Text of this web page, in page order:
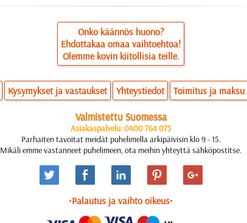
Onko käännös huono?
Ehdottakaa omaa vaihtoehtoa!
Olemme kovin kiitollisia teille.
Kysymykset ja vastaukset Yhteystiedot Toimitus ja maksu
Valmistettu Suomessa
Asiakaspalvelu: 0400 764 075
Parhaiten tavoitat meidät puhelimella arkipäivisin klo 9 - 15.
Mikäli emme vastanneet puhelimeen, ota meihin yhteyttä sähköpostitse.
•Palautus ja vaihto oikeus•